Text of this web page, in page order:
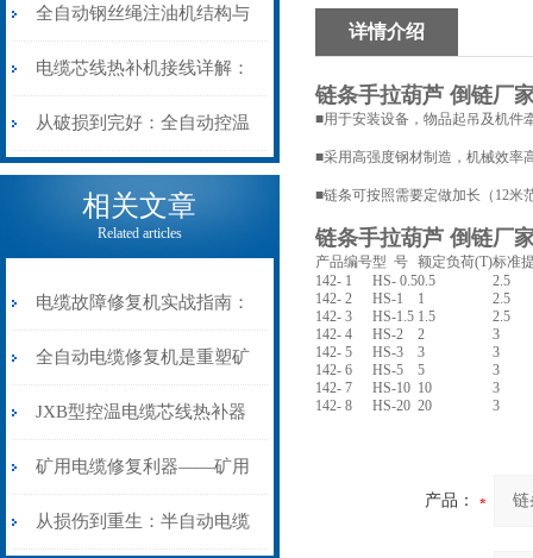
阻”到“波形特征”的精准诊
断逻辑
动电缆修复机的快速换型逻
辑
全自动钢丝绳注油机结构与
工作原理：揭秘高效润滑的
机械密码
电缆芯线热补机接线详解：
从入门到精通
从破损到完好：全自动控温
电缆热补机的核心价值
相关文章
Related articles
电缆故障修复机实战指南：
从“盲测”到“精确定点”的三
步作业法
全自动电缆修复机是重塑矿
山电力动脉的“智能外科医
生”
JXB型控温电缆芯线热补器
安装与接线：精准修复的工
艺基石
矿用电缆修复利器——矿用
电缆热补机智能控温，安全
从损伤到重生：半自动电缆
详情介绍
链条手拉葫芦 倒链厂
■用于安装设备，物品起吊及机件
■采用高强度钢材制造，机械效率
■链条可按照需要定做加长（12米
链条手拉葫芦 倒链厂
产品编号型 号 额定负荷(T)标准
142- 1
HS- 0.50.5
2.5
142- 2
HS-1 1
2.5
142- 3
HS-1.5 1.5
2.5
142- 4
HS-2 2
3
142- 5
HS-3 3
3
142- 6
HS-5 5
3
142- 7
HS-10 10
3
142- 8
HS-20 20 3
产品：